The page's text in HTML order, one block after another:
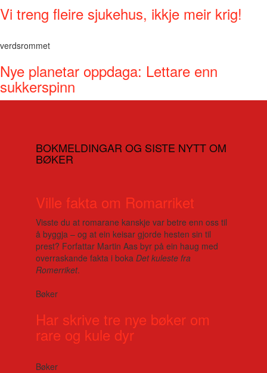
Vi treng fleire sjukehus, ikkje meir krig!
verdsrommet
Nye planetar oppdaga: Lettare enn
sukkerspinn
BOKMELDINGAR OG SISTE NYTT OM
BØKER
Ville fakta om Romarriket
Visste du at romarane kanskje var betre enn oss til
å byggja – og at ein keisar gjorde hesten sin til
prest? Forfattar Martin Aas byr på ein haug med
overraskande fakta i boka Det kuleste fra
Romerriket.
Bøker
Har skrive tre nye bøker om
rare og kule dyr
Bøker